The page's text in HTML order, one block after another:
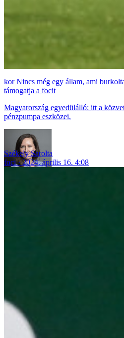
Nincs még egy állam, ami
támogatja a focit
Magyarország egyedülálló: itt a
pénzpumpa eszközei.
Székely Sarolta
foci
2024. április 16. 4:08